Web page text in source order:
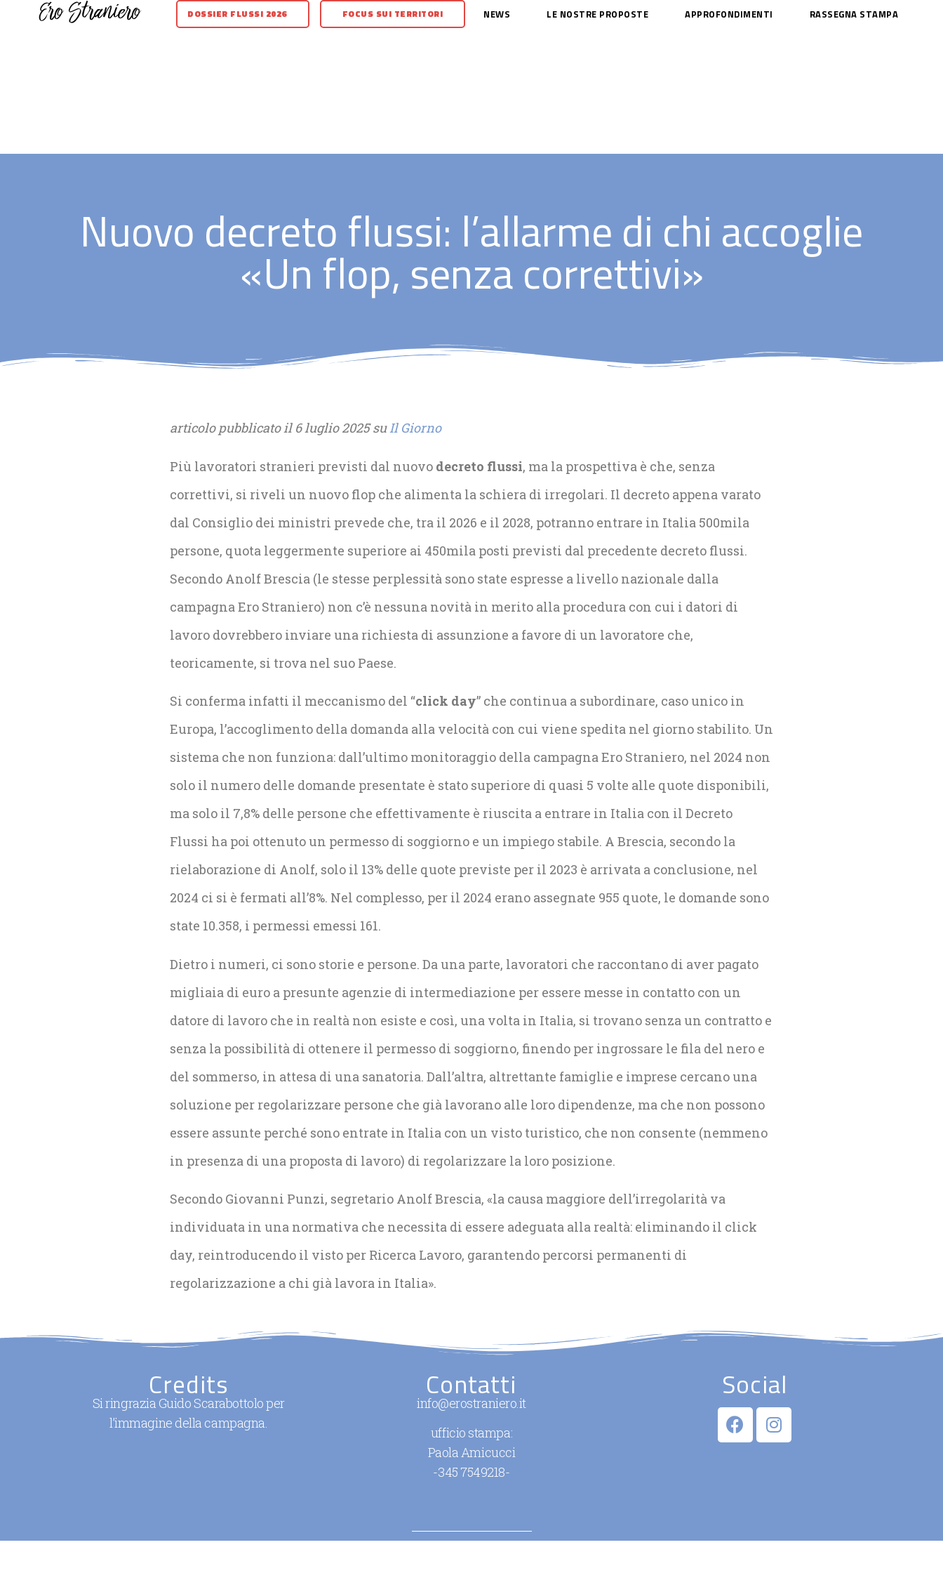
DOSSIER FLUSSI 2026 FOCUS SUI TERRITORI NEWS LE NOSTRE PROPOSTE APPROFONDIMENTI RASSEGNA STAMPA
Nuovo decreto flussi: l’allarme di chi accoglie
«Un flop, senza correttivi»
articolo pubblicato il 6 luglio 2025 suIl Giorno
Più lavoratori stranieri previsti dal nuovo decreto flussi, ma la prospettiva è che, senza
correttivi, si riveli un nuovo flop che alimenta la schiera di irregolari. Il decreto appena varato
dal Consiglio dei ministri prevede che, tra il 2026 e il 2028, potranno entrare in Italia 500mila
persone, quota leggermente superiore ai 450mila posti previsti dal precedente decreto flussi.
Secondo Anolf Brescia (le stesse perplessità sono state espresse a livello nazionale dalla
campagna Ero Straniero) non c’è nessuna novità in merito alla procedura con cui i datori di
lavoro dovrebbero inviare una richiesta di assunzione a favore di un lavoratore che,
teoricamente, si trova nel suo Paese.
Si conferma infatti il meccanismo del “click day” che continua a subordinare, caso unico in
Europa, l’accoglimento della domanda alla velocità con cui viene spedita nel giorno stabilito. Un
sistema che non funziona: dall’ultimo monitoraggio della campagna Ero Straniero, nel 2024 non
solo il numero delle domande presentate è stato superiore di quasi 5 volte alle quote disponibili,
ma solo il 7,8% delle persone che effettivamente è riuscita a entrare in Italia con il Decreto
Flussi ha poi ottenuto un permesso di soggiorno e un impiego stabile. A Brescia, secondo la
rielaborazione di Anolf, solo il 13% delle quote previste per il 2023 è arrivata a conclusione, nel
2024 ci si è fermati all’8%. Nel complesso, per il 2024 erano assegnate 955 quote, le domande sono
state 10.358, i permessi emessi 161.
Dietro i numeri, ci sono storie e persone. Da una parte, lavoratori che raccontano di aver pagato
migliaia di euro a presunte agenzie di intermediazione per essere messe in contatto con un
datore di lavoro che in realtà non esiste e così, una volta in Italia, si trovano senza un contratto e
senza la possibilità di ottenere il permesso di soggiorno, finendo per ingrossare le fila del nero e
del sommerso, in attesa di una sanatoria. Dall’altra, altrettante famiglie e imprese cercano una
soluzione per regolarizzare persone che già lavorano alle loro dipendenze, ma che non possono
essere assunte perché sono entrate in Italia con un visto turistico, che non consente (nemmeno
in presenza di una proposta di lavoro) di regolarizzare la loro posizione.
Secondo Giovanni Punzi, segretario Anolf Brescia, «la causa maggiore dell’irregolarità va
individuata in una normativa che necessita di essere adeguata alla realtà: eliminando il click
day, reintroducendo il visto per Ricerca Lavoro, garantendo percorsi permanenti di
regolarizzazione a chi già lavora in Italia».
Credits
Si ringrazia Guido Scarabottolo per
l’immagine della campagna.
Contatti
info@erostraniero.it
ufficio stampa:
Paola Amicucci
-345 7549218-
Social